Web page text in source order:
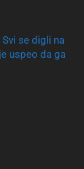
se digli na
uspeo da ga